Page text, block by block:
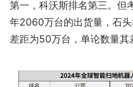
第一，科沃斯排名第三。但
年2060万台的出货量，石
差距为50万台，单论数量其